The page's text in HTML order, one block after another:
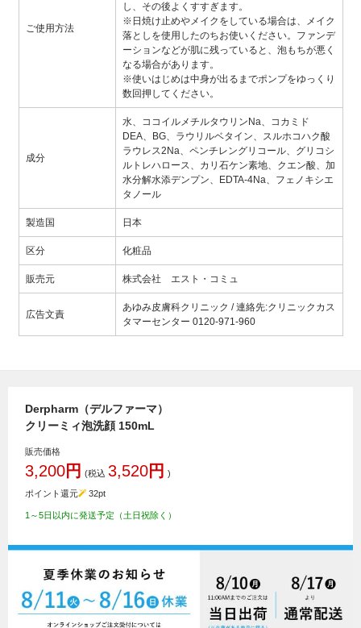
ご使用方法
し、その後よくすすぎます。
※日焼け止めやメイクをしている場合は、メイク
落としを使用したのちお使いください。ファンデ
ーションなどが肌に残っていると、泡もちが悪く
なる場合があります。
※使いはじめは中身が出るまでポンプをゆっくり
数回押してください。
成分
水、ココイルメチルタウリンNa、コカミド
DEA、BG、ラウリルベタイン、スルホコハク酸
ラウレス2Na、ペンチレングリコール、グリコシ
ルトレハロース、カリ石ケン素地、クエン酸、加
水分解水添デンプン、EDTA-4Na、フェノキシエ
タノール
製造国 日本
区分 化粧品
販売元 株式会社 エスト・コミュ
広告文責
あゆみ皮膚科クリニック / 連絡先:クリニックカス
タマーセンター 0120-971-960
Derpharm（デルファーマ）
クリーミィ泡洗顔 150mL
販売価格
3,200円 (税込3,520円 )
ポイント還元 32pt
1～5日以内に発送予定（土日祝除く）